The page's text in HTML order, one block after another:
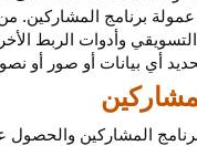
برنامج المشاركين.
وأدوات الربط
أي بيانات أو صور أو
برنامج المشاركين